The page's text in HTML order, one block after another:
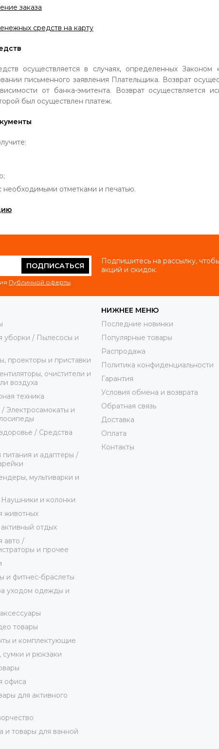
заказа
средств на карту
осуществляется в случаях, определенных Законом
письменного заявления Плательщика. Возврат
от банка-эмитента. Возврат осуществляется
был осуществлен платеж.
необходимыми отметками и печатью.
ПОДПИСАТЬСЯ
Публичной оферты
Подпишитесь на рассылку,
акций и скидок.
уборки / Пылесосы и
проекторы и приставки
очистители и
воздуха
техника
Электросамокаты и
/ Средства
питания и адаптеры /
мультиварки и
Наушники и колонки
животных
отдых
авто /
и прочее
и фитнес-браслеты
уходом одежды и
товары
и комплектующие
и рюкзаки
офиса
для активного
и товары для ванной
НИЖНЕЕ МЕНЮ
Последние новинки
Популярные товары
Распродажа
Политика конфиденциальности
Гарантия
Условия обмена и возврата
Обратная связь
Доставка
Оплата
Контакты